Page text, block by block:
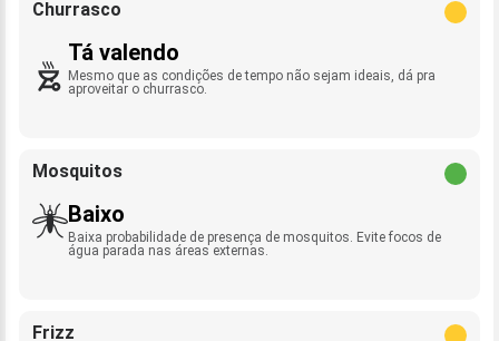
Churrasco
Tá valendo
Mesmo que as condições de tempo não sejam ideais, dá pra
aproveitar o churrasco.
Mosquitos
Baixo
Baixa probabilidade de presença de mosquitos. Evite focos de
água parada nas áreas externas.
Frizz